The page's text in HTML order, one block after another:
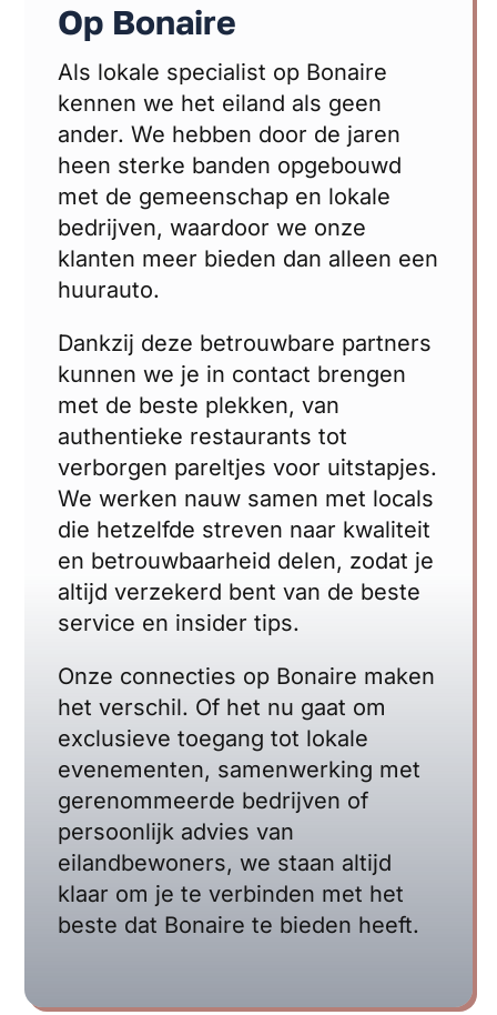
Op Bonaire
Als lokale specialist op Bonaire
kennen we het eiland als geen
ander. We hebben door de jaren
heen sterke banden opgebouwd
met de gemeenschap en lokale
bedrijven, waardoor we onze
klanten meer bieden dan alleen een
huurauto.
Dankzij deze betrouwbare partners
kunnen we je in contact brengen
met de beste plekken, van
authentieke restaurants tot
verborgen pareltjes voor uitstapjes.
We werken nauw samen met locals
die hetzelfde streven naar kwaliteit
en betrouwbaarheid delen, zodat je
altijd verzekerd bent van de beste
service en insider tips.
Onze connecties op Bonaire maken
het verschil. Of het nu gaat om
exclusieve toegang tot lokale
evenementen, samenwerking met
gerenommeerde bedrijven of
persoonlijk advies van
eilandbewoners, we staan altijd
klaar om je te verbinden met het
beste dat Bonaire te bieden heeft.